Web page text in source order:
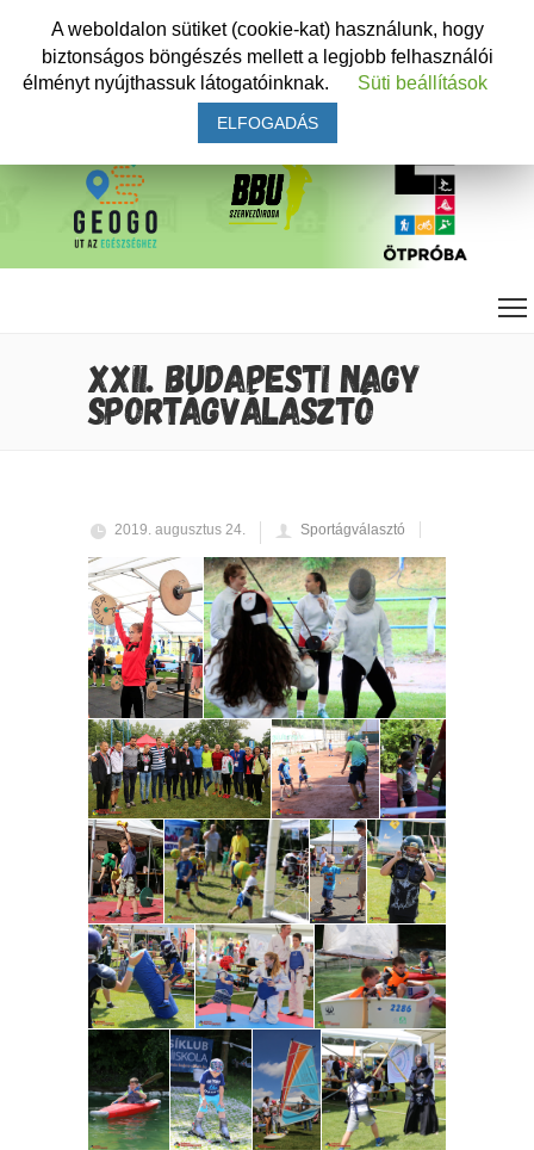
XXII. BUDAPESTI NAGY
SPORTÁGVÁLASZTÓ
2019. augusztus 24. Sportágválasztó
A weboldalon sütiket (cookie-kat) használunk, hogy
biztonságos böngészés mellett a legjobb felhasználói
élményt nyújthassuk látogatóinknak.
Süti beállítások
ELFOGADÁS